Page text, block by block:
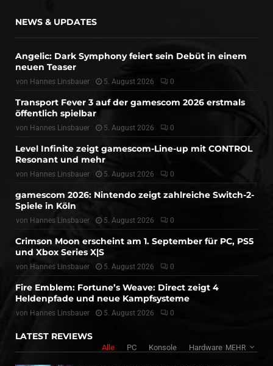
NEWS & UPDATES
Angelic: Dark Symphony feiert sein Debüt in einem
neuen Teaser
von Hannes Linsbauer 5. August 2026 0
Transport Fever 3 auf der gamescom 2026 erstmals
öffentlich spielbar
von Hannes Linsbauer 5. August 2026 0
Level Infinite zeigt gamescom-Line-up mit CONTROL
Resonant und mehr
von Hannes Linsbauer 5. August 2026 0
gamescom 2026: Nintendo zeigt zahlreiche Switch-2-
Spiele in Köln
von Hannes Linsbauer 5. August 2026 0
Crimson Moon erscheint am 1. September für PC, PS5
und Xbox Series X|S
von Hannes Linsbauer 5. August 2026 0
Fire Emblem: Fortune’s Weave: Direct zeigt 4
Heldenpfade und neue Kampfsysteme
von Hannes Linsbauer 5. August 2026 0
LATEST REVIEWS
Alle PC Konsole Hardware MEHR